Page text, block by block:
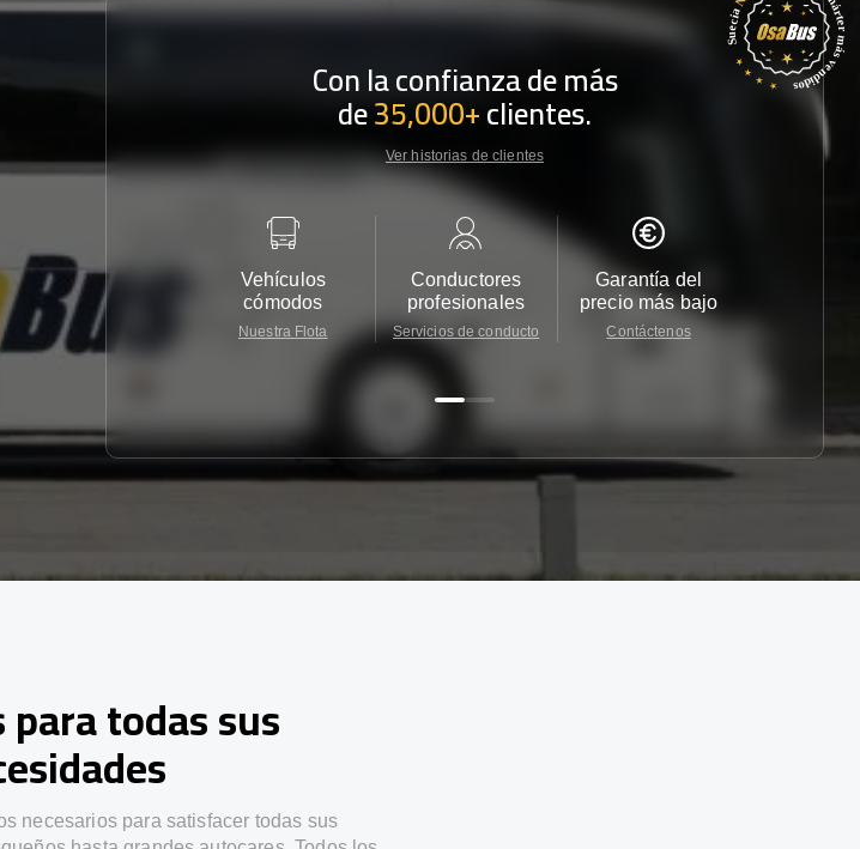
Con la confianza de más
de35,000+clientes.
Ver historias de clientes
Vehículos
cómodos
Nuestra Flota
Conductores
profesionales
Servicios de conducto
Garantía del
precio más bajo
Contáctenos
todas sus
necesarios para satisfacer todas sus